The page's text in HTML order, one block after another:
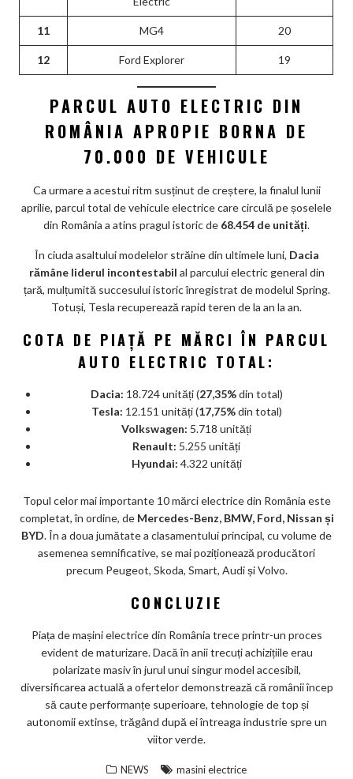
11 MG4 20
12 Ford Explorer 19
PARCUL AUTO ELECTRIC DIN
ROMÂNIA APROPIE BORNA DE
70.000 DE VEHICULE
Ca urmare a acestui ritm susținut de creștere, la finalul lunii
aprilie, parcul total de vehicule electrice care circulă pe șoselele
din România a atins pragul istoric de 68.454 de unități.
În ciuda asaltului modelelor străine din ultimele luni, Dacia
rămâne liderul incontestabil al parcului electric general din
țară, mulțumită succesului istoric înregistrat de modelul Spring.
Totuși, Tesla recuperează rapid teren de la an la an.
COTA DE PIAȚĂ PE MĂRCI ÎN PARCUL
AUTO ELECTRIC TOTAL:
Dacia: 18.724 unități (27,35%din total)
Tesla: 12.151 unități (17,75%din total)
Volkswagen: 5.718 unități
Renault: 5.255 unități
Hyundai: 4.322 unități
Topul celor mai importante 10 mărci electrice din România este
completat, în ordine, de Mercedes-Benz, BMW, Ford, Nissan și
BYD. În a doua jumătate a clasamentului principal, cu volume de
asemenea semnificative, se mai poziționează producători
precum Peugeot, Skoda, Smart, Audi și Volvo.
CONCLUZIE
Piața de mașini electrice din România trece printr-un proces
evident de maturizare. Dacă în anii trecuți achizițiile erau
polarizate masiv în jurul unui singur model accesibil,
diversificarea actuală a ofertelor demonstrează că românii încep
să caute performanțe superioare, tehnologie de top și
autonomii extinse, trăgând după ei întreaga industrie spre un
viitor verde.
NEWS masini electrice